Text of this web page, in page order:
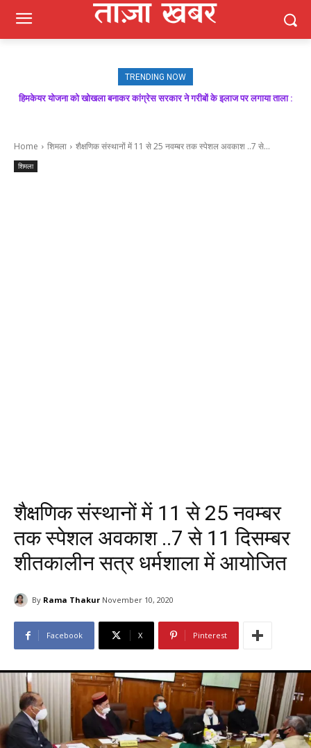
TRENDING NOW
हिमकेयर योजना को खोखला बनाकर कांग्रेस सरकार ने गरीबों के इलाज पर लगाया ताला :
मजबूत बूथ ही भाजपा की जीत की गारंटी, आगामी विधानसभा चुनाव में बूथ प्रबंधन निभाएगा
Home शिमला शैक्षणिक संस्थानों में 11 से 25 नवम्बर तक स्पेशल अवकाश ..7 से...
शिमला
शैक्षणिक संस्थानों में 11 से 25 नवम्बर
तक स्पेशल अवकाश ..7 से 11 दिसम्बर
शीतकालीन सत्र धर्मशाला में आयोजित
By Rama Thakur November 10, 2020
Facebook X Pinterest